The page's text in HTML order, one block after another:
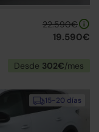
22.590€
19.590€
Desde 302€/mes
15-20 días